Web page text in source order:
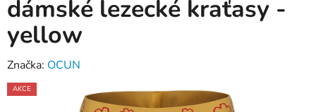
dámské lezecké kraťasy -
yellow
Značka: OCUN
AKCE